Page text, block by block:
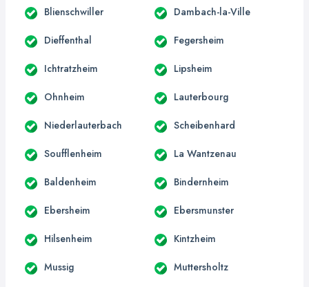
Blienschwiller Dambach-la-Ville
Dieffenthal Fegersheim
Ichtratzheim Lipsheim
Ohnheim Lauterbourg
Niederlauterbach Scheibenhard
Soufflenheim La Wantzenau
Baldenheim Bindernheim
Ebersheim Ebersmunster
Hilsenheim Kintzheim
Mussig Muttersholtz